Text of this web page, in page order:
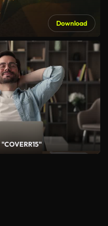
Download
"COVERR15"